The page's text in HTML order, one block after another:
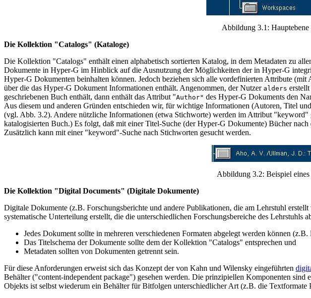
Abbildung 3.1:
Die Kollektion "Catalogs" (Kataloge)
Die Kollektion "Catalogs" enthält einen alphabetisch sortierten Katalog, in dem Metadaten zu
Dokumente in Hyper-G im Hinblick auf die Ausnutzung der Möglichkeiten der in Hyper-G
Hyper-G Dokumenten beinhalten können. Jedoch beziehen sich alle vordefinierten Attribute
über die das Hyper-G Dokument Informationen enthält. Angenommen, der Nutzer alders
geschriebenen Buch enthält, dann enthält das Attribut "Author" des Hyper-G Dokuments den
Aus diesem und anderen Gründen entschieden wir, für wichtige Informationen (Autoren, Titel
(vgl. Abb. 3.2). Andere nützliche Informationen (etwa Stichworte) werden im Attribut
katalogisierten Buch.) Es folgt, daß mit einer Titel-Suche (der Hyper-G Dokumente) Bücher
Zusätzlich kann mit einer "keyword"-Suche nach Stichworten gesucht werden.
Abbildung 3.2: Beispiel
Die Kollektion "Digital Documents" (Digitale Dokumente)
Digitale Dokumente (z.B. Forschungsberichte und andere Publikationen, die am Lehrstuhl
systematische Unterteilung erstellt, die die unterschiedlichen Forschungsbereiche des
Jedes Dokument sollte in mehreren verschiedenen Formaten abgelegt werden können
Das Titelschema der Dokumente sollte dem der Kollektion "Catalogs" entsprechen und
Metadaten sollten von Dokumenten getrennt sein.
Für diese Anforderungen erweist sich das Konzept der von Kahn und Wilensky eingeführten
Behälter ("content-independent package") gesehen werden. Die prinzipiellen Komponenten
Objekts ist selbst wiederum ein Behälter für Bitfolgen unterschiedlicher Art (z.B. die